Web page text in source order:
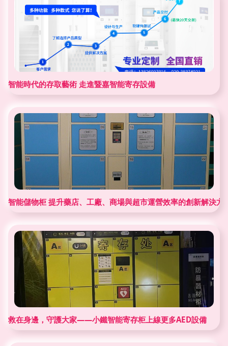
智能時代的存取藝術 走進暨嘉智能寄存設備
智能儲物柜 提升藥店、工廠、商場與超市運營效率的創新解決方
救在身邊，守護大家——小鐵智能寄存柜上線更多AED設備